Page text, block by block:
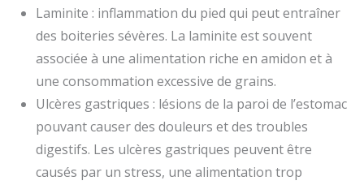
Laminite : inflammation du pied qui peut entraîner
des boiteries sévères. La laminite est souvent
associée à une alimentation riche en amidon et à
une consommation excessive de grains.
Ulcères gastriques : lésions de la paroi de l’estomac
pouvant causer des douleurs et des troubles
digestifs. Les ulcères gastriques peuvent être
causés par un stress, une alimentation trop